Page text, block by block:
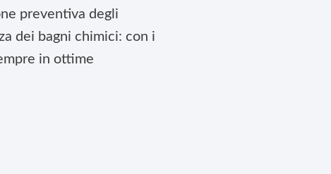
preventiva degli
dei bagni chimici: con i
in ottime